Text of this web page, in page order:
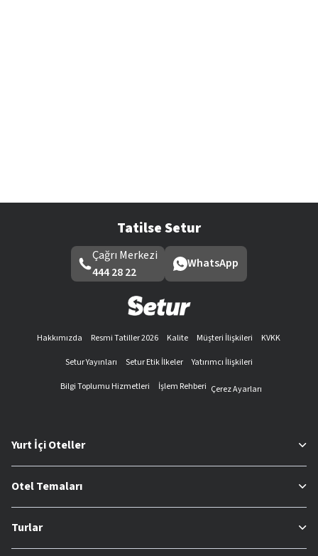
Tatilse Setur
Çağrı Merkezi
444 28 22
WhatsApp
Hakkımızda Resmi Tatiller 2026 Kalite Müşteri İlişkileri
KVKK
Setur Yayınları
Setur Etik İlkeler
Yatırımcı İlişkileri
Bilgi Toplumu Hizmetleri
İşlem Rehberi Çerez Ayarları
Yurt İçi Oteller
Otel Temaları
Turlar